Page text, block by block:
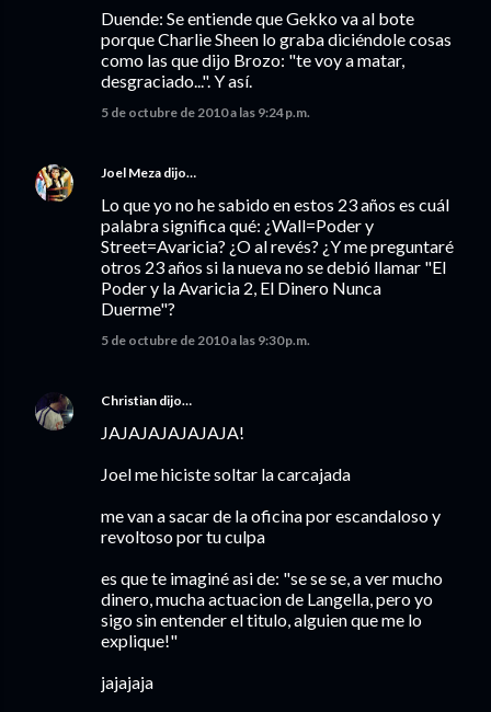
Duende: Se entiende que Gekko va al bote
porque Charlie Sheen lo graba diciéndole cosas
como las que dijo Brozo: "te voy a matar,
desgraciado...". Y así.
5 de octubre de 2010 a las 9:24 p.m.
Joel Meza dijo…
Lo que yo no he sabido en estos 23 años es cuál
palabra significa qué: ¿Wall=Poder y
Street=Avaricia? ¿O al revés? ¿Y me preguntaré
otros 23 años si la nueva no se debió llamar "El
Poder y la Avaricia 2, El Dinero Nunca
Duerme"?
5 de octubre de 2010 a las 9:30 p.m.
Christian dijo…
JAJAJAJAJAJAJA!
Joel me hiciste soltar la carcajada
me van a sacar de la oficina por escandaloso y
revoltoso por tu culpa
es que te imaginé asi de: "se se se, a ver mucho
dinero, mucha actuacion de Langella, pero yo
sigo sin entender el titulo, alguien que me lo
explique!"
jajajaja